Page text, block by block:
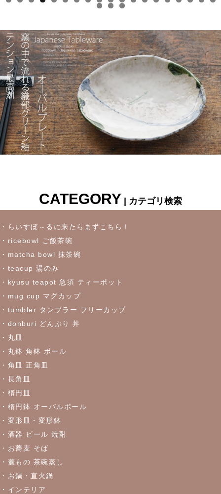
0 1 2 3 4 5 6 7 8 9
0 1 2
CATEGORY | カテゴリ検索
・らいすぼ～るに来たらまずこちら！
・ricebowl ご飯茶碗
・matcha bowl 抹茶碗
・teacup 湯のみ
・kyusu teapot 急須 ティーポット
・mug cup マグカップ
・tumbler タンブラー フリーカップ
・donburi どんぶり 丼
・丸皿
・丸鉢 角鉢 ボール
・角皿 正角皿
・長角皿
・楕円皿
・楕円鉢 オーバルボール
・変形皿・変形鉢
・酒器 ビール 焼酎
・お蕎麦 そば
・蓋もの 茶碗蒸し
・お鍋・直火鍋
・インテリア